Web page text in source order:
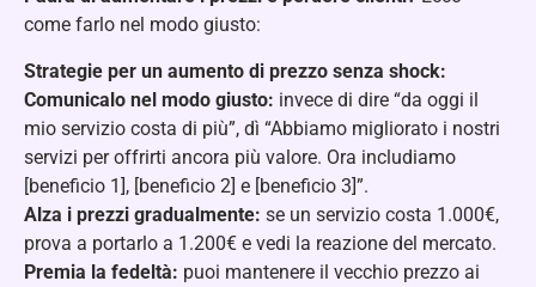
come farlo nel modo giusto:
Strategie per un aumento di prezzo senza shock:
Comunicalo nel modo giusto: invece di dire “da oggi il
mio servizio costa di più”, dì “Abbiamo migliorato i nostri
servizi per offrirti ancora più valore. Ora includiamo
[beneficio 1], [beneficio 2] e [beneficio 3]”.
Alza i prezzi gradualmente: se un servizio costa 1.000€,
prova a portarlo a 1.200€ e vedi la reazione del mercato.
Premia la fedeltà: puoi mantenere il vecchio prezzo ai